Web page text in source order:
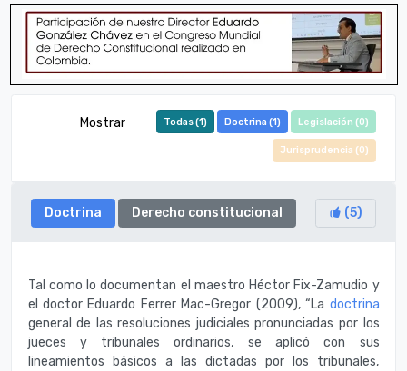
Mostrar Todas (1) Doctrina (1) Legislación (0)
Jurisprudencia (0)
Doctrina Derecho constitucional (5)
Tal como lo documentan el maestro Héctor Fix-Zamudio y
el doctor Eduardo Ferrer Mac-Gregor (2009), “La doctrina
general de las resoluciones judiciales pronunciadas por los
jueces y tribunales ordinarios, se aplicó con sus
lineamientos básicos a las dictadas por los tribunales,